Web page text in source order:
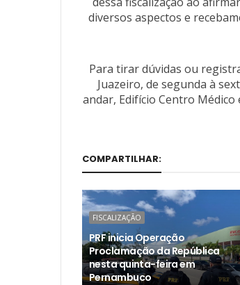
diversos aspectos e
Para tirar dúvidas ou
Juazeiro, de segunda à
andar, Edifício Centro
COMPARTILHAR:
FISCALIZAÇÃO
PRF inicia Operação
Proclamação da República
nesta quinta-feira em
Pernambuco